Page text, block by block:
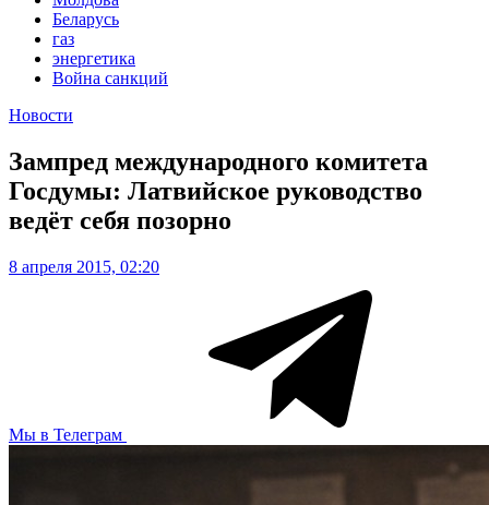
Беларусь
газ
энергетика
Война санкций
Новости
Зампред международного комитета
Госдумы: Латвийское руководство
ведёт себя позорно
8 апреля 2015, 02:20
Мы в Телеграм